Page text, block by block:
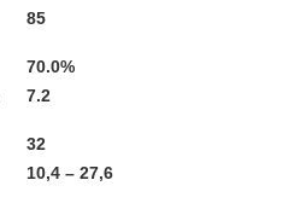
85
70.0%
7.2
32
10,4 – 27,6